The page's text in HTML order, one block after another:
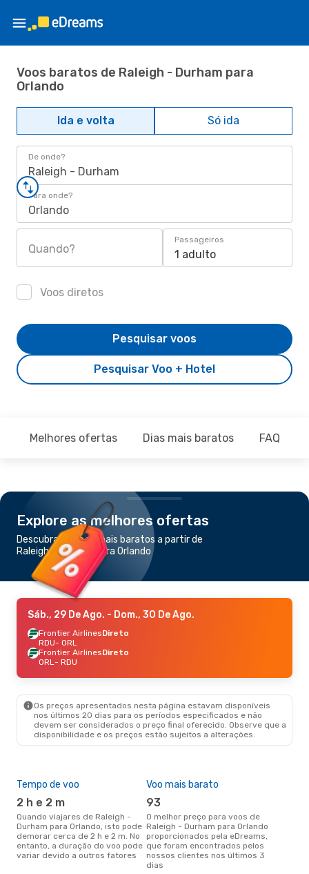
Voos baratos de Raleigh - Durham para
Orlando
Ida e volta Só ida
De onde?
Raleigh - Durham
Para onde?
Orlando
Quando?
Passageiros
1 adulto
Voos diretos
Pesquisar Voo + Hotel
Pesquisar voos
Melhores ofertas Dias mais baratos FAQ
Explore as melhores ofertas
Descubra os voos mais baratos a partir de
Raleigh - Durham para Orlando
Sáb., 29 De Ago. - Dom., 30 De Ago.
Frontier AirlinesDireto
RDU- ORL
Frontier AirlinesDireto
ORL- RDU
Os preços apresentados nesta página estavam disponíveis
nos últimos 20 dias para os períodos especificados e não
devem ser considerados o preço final oferecido. Observe que a
disponibilidade e os preços estão sujeitos a alterações.
Tempo de voo
2 h e 2 m
Quando viajares de Raleigh -
Durham para Orlando, isto pode
demorar cerca de 2 h e 2 m. No
entanto, a duração do voo pode
variar devido a outros fatores
Voo mais barato
93
O melhor preço para voos de
Raleigh - Durham para Orlando
proporcionados pela eDreams,
que foram encontrados pelos
nossos clientes nos últimos 3
dias